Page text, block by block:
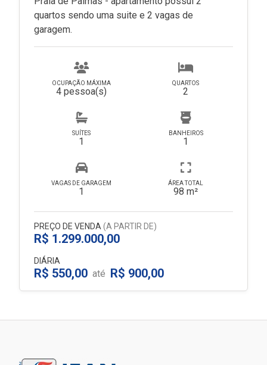
quartos sendo uma suite e 2 vagas de
garagem.
OCUPAÇÃO MÁXIMA
4 pessoa(s)
QUARTOS
2
SUÍTES
1
BANHEIROS
1
VAGAS DE GARAGEM
1
ÁREA TOTAL
98 m²
PREÇO DE VENDA(A PARTIR DE)
R$ 1.299.000,00
DIÁRIA
R$ 550,00 até R$ 900,00